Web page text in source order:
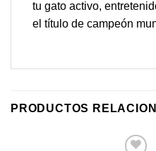
tu gato activo,
el título de campeón
PRODUCTOS